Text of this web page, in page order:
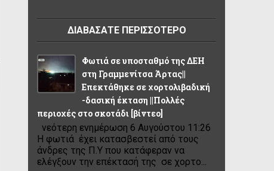
ΔΙΑΒΑΣΑΤΕ ΠΕΡΙΣΣΟΤΕΡΟ
Φωτιά σε υποσταθμό της ΔΕΗ
στη Γραμμενίτσα Άρτας||
Επεκτάθηκε σε χορτολιβαδική
-δασική έκταση ||Πολλές
περιοχές στο σκοτάδι [βίντεο]
νεότερη ενημέρωση 6 Αυγούστου 11:26
Η φωτιά έχει κατασβεστεί από τους
άνδρες της Π.Υ που κατάφεραν να
ελέγξουν την επέκτασή της σε χορτο...